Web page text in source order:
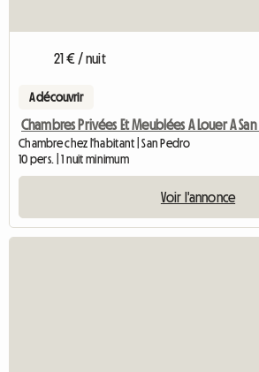
21 € / nuit
A découvrir
Chambres Privées Et Meublées A Louer A
Chambre chez l'habitant | San Pedro
10 pers. | 1 nuit minimum
Voir l'annonce